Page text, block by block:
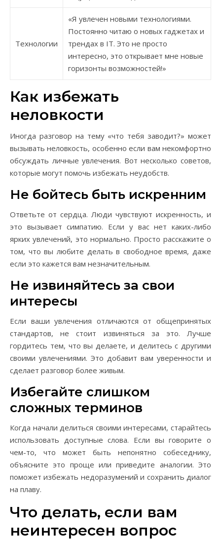
Технологии
«Я увлечен новыми технологиями.
Постоянно читаю о новых гаджетах и
трендах в IT. Это не просто
интересно, это открывает мне новые
горизонты возможностей!»
Как избежать
неловкости
Иногда разговор на тему «что тебя заводит?» может
вызывать неловкость, особенно если вам некомфортно
обсуждать личные увлечения. Вот несколько советов,
которые могут помочь избежать неудобств.
Не бойтесь быть искренним
Ответьте от сердца. Люди чувствуют искренность, и
это вызывает симпатию. Если у вас нет каких-либо
ярких увлечений, это нормально. Просто расскажите о
том, что вы любите делать в свободное время, даже
если это кажется вам незначительным.
Не извиняйтесь за свои
интересы
Если ваши увлечения отличаются от общепринятых
стандартов, не стоит извиняться за это. Лучше
гордитесь тем, что вы делаете, и делитесь с другими
своими увлечениями. Это добавит вам уверенности и
сделает разговор более живым.
Избегайте слишком
сложных терминов
Когда начали делиться своими интересами, старайтесь
использовать доступные слова. Если вы говорите о
чем-то, что может быть непонятно собеседнику,
объясните это проще или приведите аналогии. Это
поможет избежать недоразумений и сохранить диалог
на плаву.
Что делать, если вам
неинтересен вопрос